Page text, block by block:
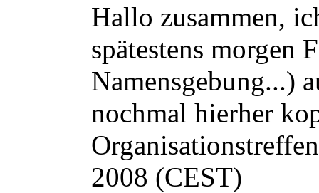
Hallo zusammen,
spätestens morgen
Namensgebung...)
nochmal hierher
2008 (CEST)